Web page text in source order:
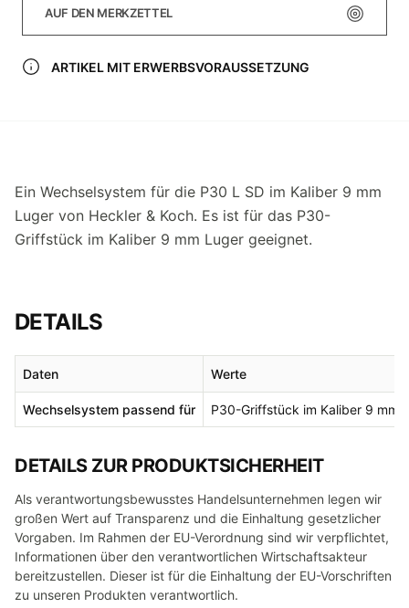
AUF DEN MERKZETTEL
ARTIKEL MIT ERWERBSVORAUSSETZUNG
Ein Wechselsystem für die P30 L SD im Kaliber 9 mm
Luger von Heckler & Koch. Es ist für das P30-
Griffstück im Kaliber 9 mm Luger geeignet.
DETAILS
Daten Werte
Wechselsystem passend für P30-Griffstück im Kaliber 9 mm
DETAILS ZUR PRODUKTSICHERHEIT
Als verantwortungsbewusstes Handelsunternehmen legen wir
großen Wert auf Transparenz und die Einhaltung gesetzlicher
Vorgaben. Im Rahmen der EU-Verordnung sind wir verpflichtet,
Informationen über den verantwortlichen Wirtschaftsakteur
bereitzustellen. Dieser ist für die Einhaltung der EU-Vorschriften
zu unseren Produkten verantwortlich.